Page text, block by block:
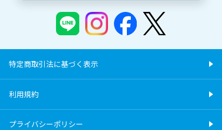
特定商取引法に基づく表示
利用規約
プライバシーポリシー